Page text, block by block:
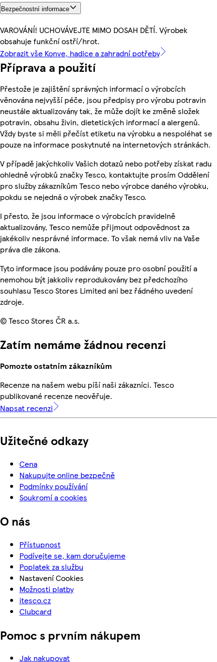
Bezpečnostní informace
VAROVÁNÍ! UCHOVÁVEJTE MIMO DOSAH DĚTÍ. Výrobek
obsahuje funkční ostří/hrot.
Zobrazit vše Konve, hadice a zahradní potřeby
Příprava a použití
Přestože je zajištění správných informací o výrobcích
věnována nejvyšší péče, jsou předpisy pro výrobu potravin
neustále aktualizovány tak, že může dojít ke změně složek
potravin, obsahu živin, dietetických informací a alergenů.
Vždy byste si měli přečíst etiketu na výrobku a nespoléhat se
pouze na informace poskytnuté na internetových stránkách.
V případě jakýchkoliv Vašich dotazů nebo potřeby získat radu
ohledně výrobků značky Tesco, kontaktujte prosím Oddělení
pro služby zákazníkům Tesco nebo výrobce daného výrobku,
pokdu se nejedná o výrobek značky Tesco.
I přesto, že jsou informace o výrobcích pravidelně
aktualizovány, Tesco nemůže přijmout odpovědnost za
jakékoliv nesprávné informace. To však nemá vliv na Vaše
práva dle zákona.
Tyto informace jsou podávány pouze pro osobní použití a
nemohou být jakkoliv reprodukovány bez předchozího
souhlasu Tesco Stores Limited ani bez řádného uvedení
zdroje.
© Tesco Stores ČR a.s.
Zatím nemáme žádnou recenzi
Pomozte ostatním zákazníkům
Recenze na našem webu píší naši zákazníci. Tesco
publikované recenze neověřuje.
Napsat recenzi
Užitečné odkazy
Cena
Nakupujte online bezpečně
Podmínky používání
Soukromí a cookies
O nás
Přístupnost
Podívejte se, kam doručujeme
Poplatek za službu
Nastavení Cookies
Možnosti platby
itesco.cz
Clubcard
Pomoc s prvním nákupem
Jak nakupovat